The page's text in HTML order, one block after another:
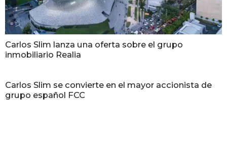
Carlos Slim lanza una oferta sobre el grupo
inmobiliario Realia
Carlos Slim se convierte en el mayor accionista de
grupo español FCC